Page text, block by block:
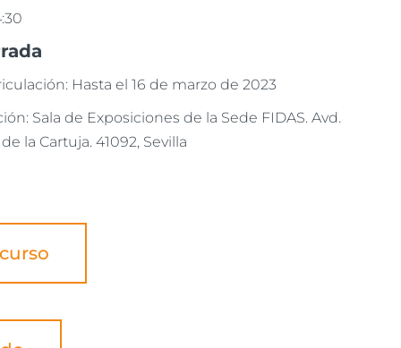
Hasta el 16 de marzo de 2023
Sala de Exposiciones de la Sede FIDAS. Avd.
la Cartuja. 41092, Sevilla